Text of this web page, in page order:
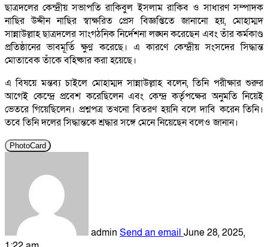
ছাত্রদলের কেন্দ্রীয় সভাপতি রাকিবুল ইসলাম রাকিব ও সাধারণ সম্পাদক
নাছির উদ্দীন নাছির স্বাক্ষরিত প্রেস বিজ্ঞপ্তিতে জানানো হয়, মোহাম্মদ
সান্নাউল্লাহ ছাত্রদলের সাংগঠনিক নির্দেশনা লঙ্ঘন করেছেন এবং তাঁর কর্মকাণ্ড
প্রতিষ্ঠানের ভাবমূর্তি ক্ষুণ্ন করেছে। এ কারণে কেন্দ্রীয় সংসদের সিদ্ধান্ত
মোতাবেক তাঁকে বহিষ্কার করা হয়েছে।
এ বিষয়ে মন্তব্য চাইলে মোহাম্মদ সান্নাউল্লাহ বলেন, তিনি পরীক্ষার শুরুর
আগেই কেন্দ্রে প্রবেশ করেছিলেন এবং কেন্দ্র কর্তৃপক্ষের অনুমতি নিয়েই
ভেতরে গিয়েছিলেন। প্রশ্নপত্র তখনো বিতরণ হয়নি বলে দাবি করেন তিনি।
তবে তিনি দলের সিদ্ধান্তকে শ্রদ্ধার সঙ্গে মেনে নিয়েছেন বলেও জানান।
PhotoCard
admin Send an email June 28, 2025,